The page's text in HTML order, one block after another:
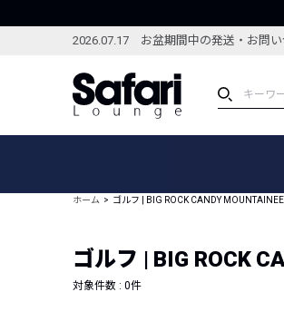
2026.07.17 お盆期間中の発送・お問
ブランドから探す
新着アイテム
編集部のおすすめアイテム
ホーム ゴルフ | BIG ROCK CANDY
ゴルフ | BIG ROCK
対象件数 : 0件